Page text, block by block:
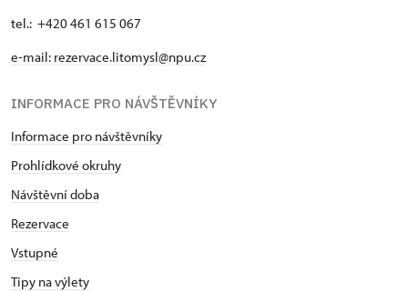
tel.: +420 461 615 067
e-mail: rezervace.litomysl@npu.cz
INFORMACE PRO NÁVŠTĚVNÍKY
Informace pro návštěvníky
Prohlídkové okruhy
Návštěvní doba
Rezervace
Vstupné
Tipy na výlety